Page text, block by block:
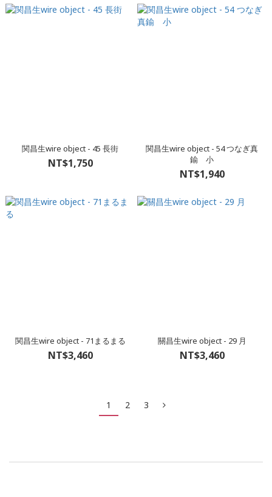
関昌生wire object - 45 長街
NT$1,750
関昌生wire object - 54 つなぎ真
鍮 小
NT$1,940
関昌生wire object - 71まるまる
NT$3,460
關昌生wire object - 29 月
NT$3,460
1 2 3